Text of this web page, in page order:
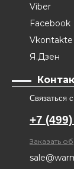
Viber
Facebook
Vkontakte
Я.Дзен
Связаться
+7 (499)
Заказать